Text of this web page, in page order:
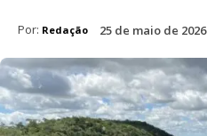
Por: Redação 25 de maio de 2026